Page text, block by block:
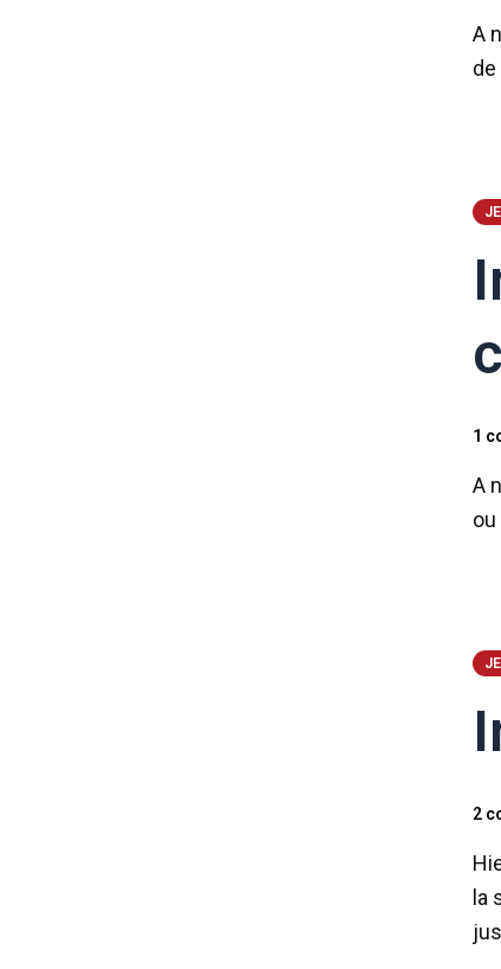
A
1
A
2
la